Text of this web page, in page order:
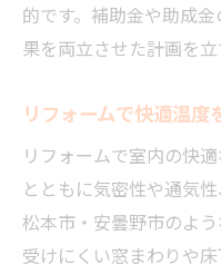
的です。補助金や助成
果を両立させた計画を立
リフォームで快適温
リフォームで室内の快
とともに気密性や通気
松本市・安曇野市のよ
受けにくい窓まわりや